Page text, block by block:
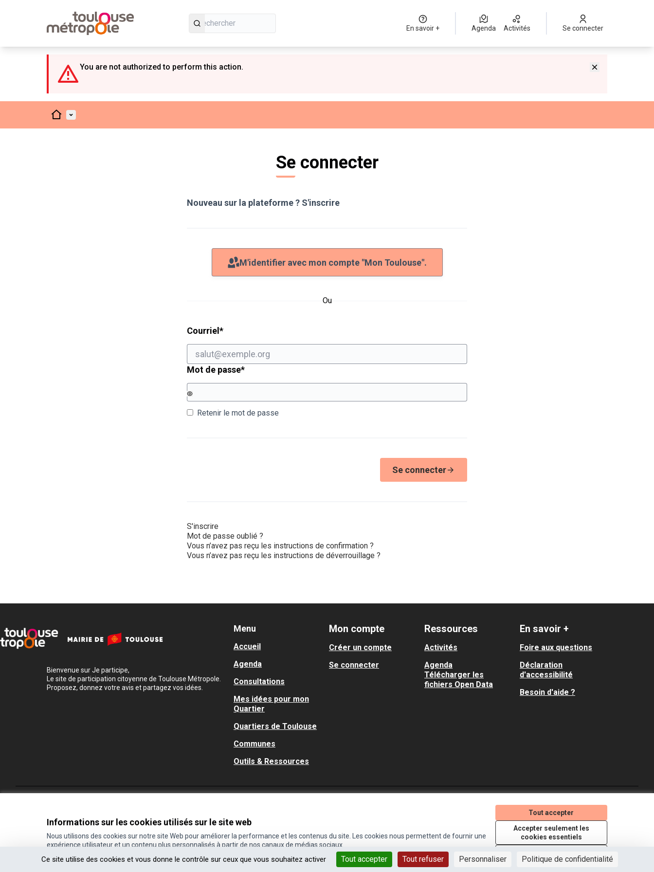
Ce site utilise des cookies et vous donne le contrôle sur ceux que vous souhaitez activer Tout accepter Tout refuser Personnaliser Politique de confidentialité
Informations sur les cookies utilisés sur le site web
Nous utilisons des cookies sur notre site Web pour améliorer la performance et les contenus du site. Les cookies nous permettent de fournir une
expérience utilisateur et un contenu plus personnalisés à partir de nos canaux de médias sociaux.
Tout accepter
Accepter seulement les
cookies essentiels
En savoir + Agenda Activités Se connecter
You are not authorized to perform this action.
AccueilMenu principal
Se connecter
Nouveau sur la plateforme ? S'inscrire
M'identifier avec mon compte "Mon Toulouse".
Ou
Courriel *Champ obligatoire
Mot de passe*Champ obligatoire
Retenir le mot de passe
Se connecter
S'inscrire
Mot de passe oublié ?
Vous n’avez pas reçu les instructions de confirmation ?
Vous n’avez pas reçu les instructions de déverrouillage ?
Bienvenue sur Je participe,
Le site de participation citoyenne de Toulouse Métropole.
Proposez, donnez votre avis et partagez vos idées.
Menu
Accueil
Agenda
Consultations
Mes idées pour mon
Quartier
Quartiers de Toulouse
Communes
Outils & Ressources
Mon compte
Créer un compte
Se connecter
Ressources
Activités
Agenda
Télécharger les
fichiers Open Data
En savoir +
Foire aux questions
Déclaration
d'accessibilité
Besoin d'aide ?
(Lien externe)
(Lien externe)
(Lien externe)
(Lien externe)
Site réalisé grâce aulogiciel libre Decidim
(Lien externe)
.
Licence Creative
(Lien externe)